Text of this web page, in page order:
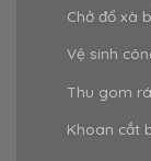
Chở đổ xà
Vệ sinh
Thu gom
Khoan cắt